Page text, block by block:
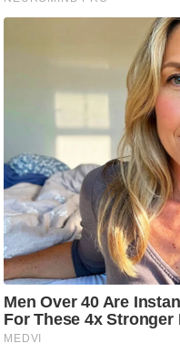
/
लू
नु
स्खे
प
र्य
ट
न
स्थ